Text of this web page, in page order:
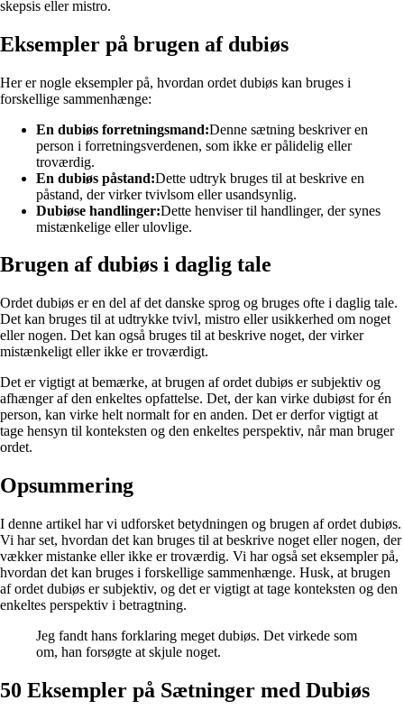
skepsis eller mistro.
Eksempler på brugen af dubiøs
Her er nogle eksempler på, hvordan ordet dubiøs kan bruges i
forskellige sammenhænge:
En dubiøs forretningsmand:Denne sætning beskriver en
person i forretningsverdenen, som ikke er pålidelig eller
troværdig.
En dubiøs påstand:Dette udtryk bruges til at beskrive en
påstand, der virker tvivlsom eller usandsynlig.
Dubiøse handlinger:Dette henviser til handlinger, der synes
mistænkelige eller ulovlige.
Brugen af dubiøs i daglig tale
Ordet dubiøs er en del af det danske sprog og bruges ofte i daglig tale.
Det kan bruges til at udtrykke tvivl, mistro eller usikkerhed om noget
eller nogen. Det kan også bruges til at beskrive noget, der virker
mistænkeligt eller ikke er troværdigt.
Det er vigtigt at bemærke, at brugen af ordet dubiøs er subjektiv og
afhænger af den enkeltes opfattelse. Det, der kan virke dubiøst for én
person, kan virke helt normalt for en anden. Det er derfor vigtigt at
tage hensyn til konteksten og den enkeltes perspektiv, når man bruger
ordet.
Opsummering
I denne artikel har vi udforsket betydningen og brugen af ordet dubiøs.
Vi har set, hvordan det kan bruges til at beskrive noget eller nogen, der
vækker mistanke eller ikke er troværdig. Vi har også set eksempler på,
hvordan det kan bruges i forskellige sammenhænge. Husk, at brugen
af ordet dubiøs er subjektiv, og det er vigtigt at tage konteksten og den
enkeltes perspektiv i betragtning.
Jeg fandt hans forklaring meget dubiøs. Det virkede som
om, han forsøgte at skjule noget.
50 Eksempler på Sætninger med Dubiøs